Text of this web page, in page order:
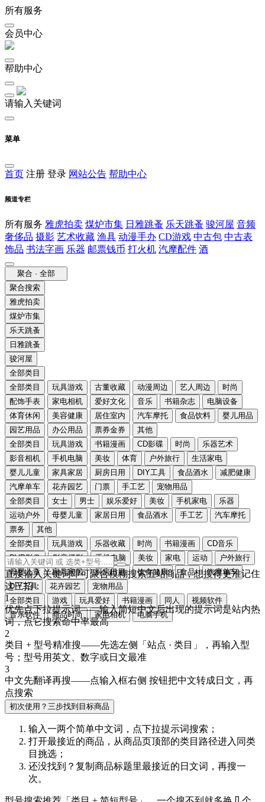
所有服务
会员中心
帮助中心
请输入关键词
菜单
首页 注册 登录 网站公告 帮助中心
频道专栏
所有服务 雅虎拍卖 煤炉市集 日雅跳蚤 乐天跳蚤 骏河屋 音频
奢侈品 摄影 艺术收藏 渔具 动漫手办 CD游戏 中古包 中古表
饰品 书法字画 乐器 邮票钱币 打火机 汽摩配件 酒
聚合 · 全部
聚合搜索
雅虎拍卖
煤炉市集
乐天跳蚤
日雅跳蚤
骏河屋
全部类目
全部类目
玩具游戏 古董收藏 动漫周边 艺人周边
时尚
配饰手表
家电相机 爱好文化 音乐 书籍杂志
电脑设备
体育休闲
美容健康 居住室内 汽车摩托 食品饮料
婴儿用品
园艺用品
办公用品 票券金券
其他
全部类目
玩具游戏 书籍漫画 CD影碟 时尚
乐器艺术
影音相机
手机电脑 美妆 体育 户外旅行
生活家电
婴儿儿童
家具家居 厨房日用 DIY工具 食品酒水
减肥健康
汽摩单车
花卉园艺 门票 手工艺
宠物用品
全部类目
女士 男士 娱乐爱好 美妆 手机家电
乐器
运动户外
母婴儿童 家居日用 食品酒水 手工艺
汽车摩托
票务
其他
全部类目
玩具游戏 乐器收藏 时尚 书籍漫画
CD音乐
DVD影像
影音摄影 手机电脑 美妆 家电 运动
户外旅行
母婴儿童
家具家居 厨房日用 饮食健康 食品
汽摩单车
DIY工具
花卉园艺
宠物用品
全部类目
游戏 玩具爱好 书籍漫画 同人
视频软件
音乐软件
商品时尚 家电相机 电脑手机
直接输入关键词即可聚合模糊搜索五站商品，想搜得更准记住
这三招：
1
优先点下拉提示词——输入简短中文后出现的提示词是站内热
词，点它搜索命中率最高
2
类目 + 型号精准搜——先选左侧「站点 · 类目」，再输入型
号；型号用英文、数字或日文最准
3
中文先翻译再搜——点输入框右侧 按钮把中文转成日文 ，再
点搜索
初次使用？三步找到目标商品
输入一两个简单中文词，点下拉提示词搜索；
打开最接近的商品，从商品页顶部的类目路径进入同类
目挑选；
还没找到？复制商品标题里最接近的 日文词 ，再搜一
次。